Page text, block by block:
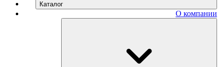
Каталог
О компании